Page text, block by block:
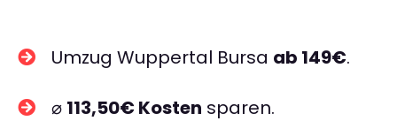
Umzug Wuppertal Bursa ab 149€.
⌀ 113,50€ Kosten sparen.